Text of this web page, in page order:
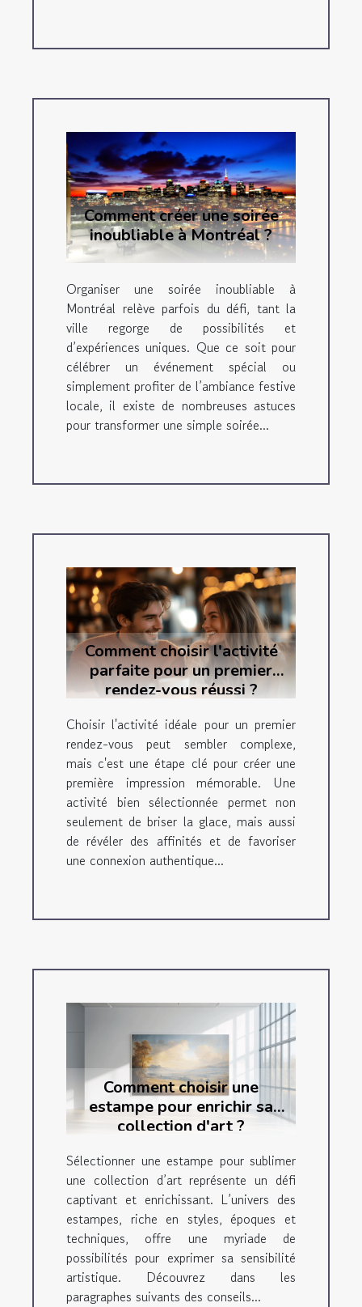
Comment créer une soirée
inoubliable à Montréal ?
Organiser une soirée inoubliable à
Montréal relève parfois du défi, tant la
ville regorge de possibilités et
d’expériences uniques. Que ce soit pour
célébrer un événement spécial ou
simplement profiter de l’ambiance festive
locale, il existe de nombreuses astuces
pour transformer une simple soirée...
Comment choisir l'activité
parfaite pour un premier
rendez-vous réussi ?
Choisir l'activité idéale pour un premier
rendez-vous peut sembler complexe,
mais c'est une étape clé pour créer une
première impression mémorable. Une
activité bien sélectionnée permet non
seulement de briser la glace, mais aussi
de révéler des affinités et de favoriser
une connexion authentique...
Comment choisir une
estampe pour enrichir sa
collection d'art ?
Sélectionner une estampe pour sublimer
une collection d’art représente un défi
captivant et enrichissant. L’univers des
estampes, riche en styles, époques et
techniques, offre une myriade de
possibilités pour exprimer sa sensibilité
artistique. Découvrez dans les
paragraphes suivants des conseils...